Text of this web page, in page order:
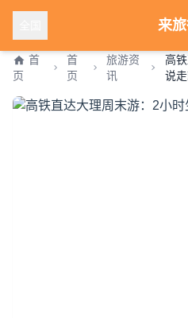
来
首
页
首
页
旅游资
讯
高
说